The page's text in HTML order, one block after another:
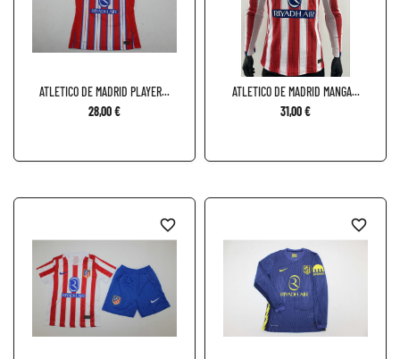
ATLETICO DE MADRID PLAYER...
28,00 €
ATLETICO DE MADRID MANGA...
31,00 €
favorite_border favorite_border